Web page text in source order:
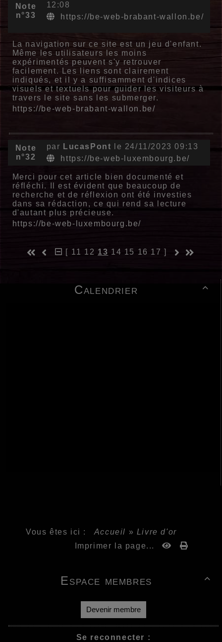

Calendrier
Note
n°33
12:08
https://be-web-brabant-wallon.be/
La navigation sur ce site est un jeu d'enfant.
Même les utilisateurs les moins
expérimentés peuvent s'y retrouver
facilement. Les liens sont clairement
indiqués, et il y a suffisamment d'indices
visuels et textuels pour guider les visiteurs à
travers le site sans les submerger.
https://be-web-brabant-wallon.be/
Note
n°32
par LucasPont le 24/11/2023 09:13
https://be-web-luxembourg.be/
Merci pour cet article bien documenté et
réfléchi. Il est évident que beaucoup de
recherche et de réflexion ont été investies
dans sa rédaction, ce qui rend sa lecture
d'autant plus précieuse.
https://be-web-luxembourg.be/
[ 11 12 13 14 15 16 17 ]
Vous êtes ici : Accueil » Livre d'or
Imprimer la page...

Espace membres
Devenir membre
Se reconnecter :